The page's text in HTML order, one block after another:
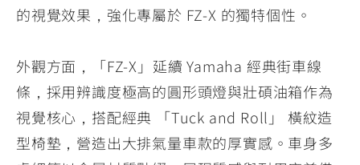
的視覺效果，強化專屬於 FZ-X 的獨特個性。
外觀方面，「FZ-X」延續 Yamaha 經典街車線
條，採用辨識度極高的圓形頭燈與壯碩油箱作為
視覺核心，搭配經典 「Tuck and Roll」 橫紋造
型椅墊，營造出大排氣量車款的厚實感。車身多